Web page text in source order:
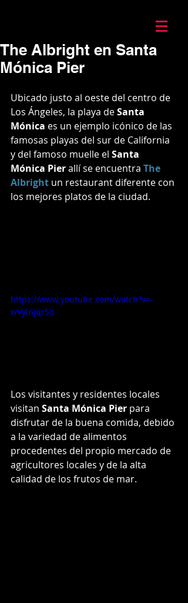
The Albright en Santa
Mónica Pier
Ubicado justo al oeste del centro de
Los Ángeles, la playa de Santa
Mónica es un ejemplo icónico de las
famosas playas del sur de California
y del famoso muelle el Santa
Mónica Pier allí se encuentra The
Albright un restaurant diferente con
los mejores platos de la ciudad.
https://www.youtube.com/watch?v=-
wVylnjqrSo
Los visitantes y residentes locales
visitan Santa Mónica Pier para
disfrutar de la buena comida, debido
a la variedad de alimentos
procedentes del propio mercado de
agricultores locales y de la alta
calidad de los frutos de mar.